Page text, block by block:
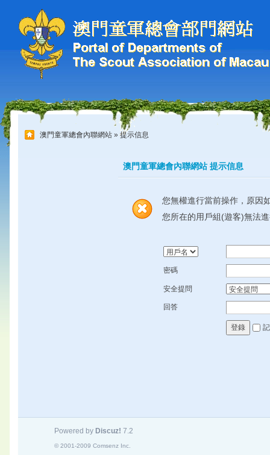
澳門童軍總會內聯網站 » 提示信息
澳門童軍總會內聯網站 提示信息
您無權進行當前操作，原因
您所在的用戶組(遊客)無法
密碼
安全提問
回答
登錄
Powered by Discuz! 7.2
© 2001-2009 Comsenz Inc.